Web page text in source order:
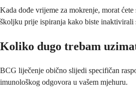
Kada dođe vrijeme za mokrenje, morat
školjku prije ispiranja kako biste inaktivirali
Koliko dugo trebam
BCG liječenje obično slijedi specifičan
imunološkog odgovora u vašem mjehuru.